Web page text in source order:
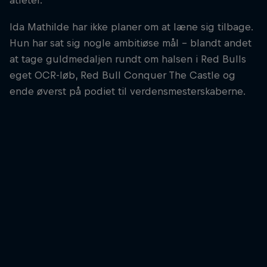
Ida Mathilde har ikke planer om at læne sig tilbage.
Hun har sat sig nogle ambitiøse mål - blandt andet
at tage guldmedaljen rundt om halsen i Red Bulls
eget OCR-løb, Red Bull Conquer The Castle og
ende øverst på podiet til verdensmesterskaberne.